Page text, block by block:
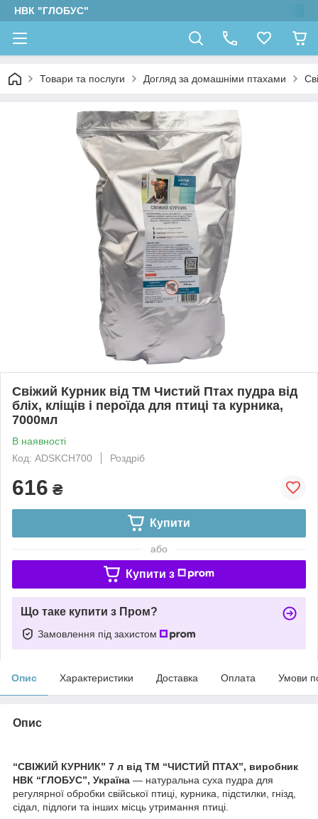
НВК "ГЛОБУС"
Товари та послуги Догляд за домашніми птахами
Свіжий Курник від ТМ Чистий Птах пудра від
бліх, кліщів і пероїда для птиці та курника,
7000мл
В наявності
Код: ADSKCH700
Роздріб
616 ₴
Купити
або
Купити з
Що таке купити з Пром?
Замовлення під захистом
Опис Характеристики Доставка Оплата Умови
Опис
“СВІЖИЙ КУРНИК” 7 л від ТМ “ЧИСТИЙ ПТАХ”, виробник
НВК “ГЛОБУС”, Україна — натуральна суха пудра для
регулярної обробки свійської птиці, курника, підстилки, гнізд,
сідал, підлоги та інших місць утримання птиці.